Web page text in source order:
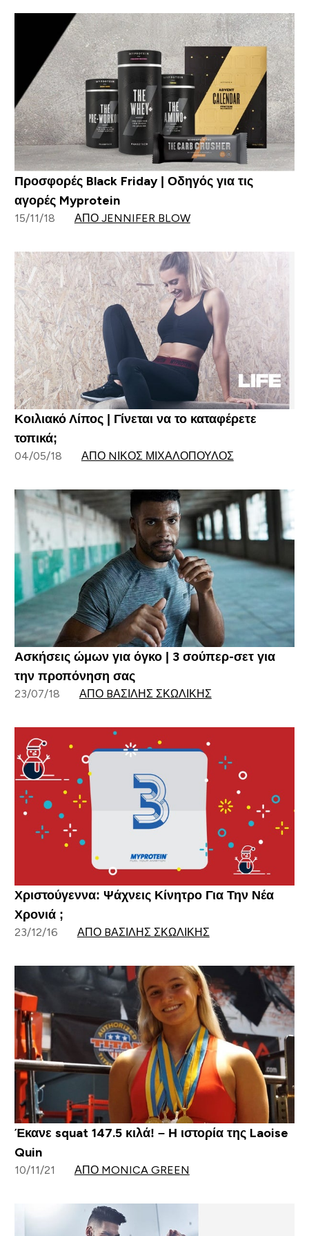
Προσφορές Black Friday | Οδηγός για τις
αγορές Myprotein
15/11/18 ΑΠΌ JENNIFER BLOW
Κοιλιακό Λίπος | Γίνεται να το καταφέρετε
τοπικά;
04/05/18 ΑΠΌ NΊΚΟΣ ΜΙΧΑΛΌΠΟΥΛΟΣ
Ασκήσεις ώμων για όγκο | 3 σούπερ-σετ για
την προπόνηση σας
23/07/18 ΑΠΌ BΑΣΊΛΗΣ ΣΚΩΛΊΚΗΣ
Χριστούγεννα: Ψάχνεις Κίνητρο Για Την Νέα
Χρονιά ;
23/12/16 ΑΠΌ BΑΣΊΛΗΣ ΣΚΩΛΊΚΗΣ
Έκανε squat 147.5 κιλά! – Η ιστορία της Laoise
Quin
10/11/21 ΑΠΌ MONICA GREEN